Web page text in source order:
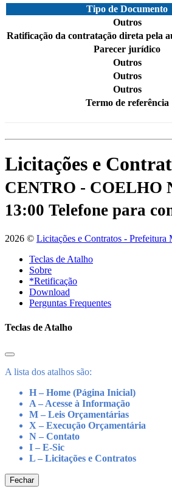
Tipo de Documento
Outros
Ratificação da contratação direta pela
Parecer jurídico
Outros
Outros
Outros
Termo de referência
Licitações e
CENTRO - COELHO
13:00 Telefone para
2026 © Licitações e Contratos -
Teclas de Atalho
Sobre
*Retificação
Download
Perguntas Frequentes
Teclas de Atalho
A lista dos atalhos são:
H – Home (Página Inicial)
A – Acesse à Informação
M – Leis Orçamentárias
X – Execução Orçamentária
N – Contato
I – E-Sic
L – Licitações e Contratos
Fechar